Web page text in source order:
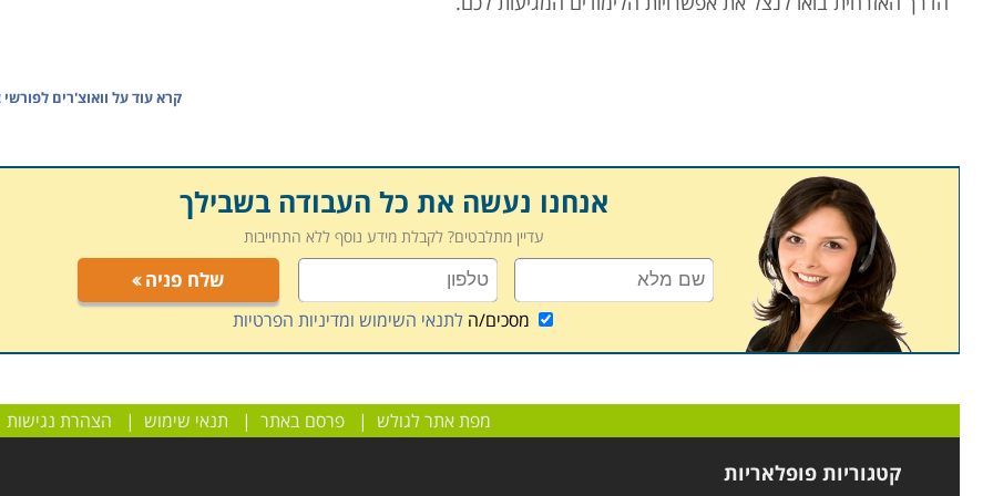
קרא עוד על וואוצ'רים
אנחנו נעשה את כל העבודה בשבילך
עדיין מתלבטים? לקבלת מידע נוסף ללא התחייבות
שלח פניה
מסכים/הלתנאי השימוש ומדיניות הפרטיות
מפת אתר לגולש |פרסם באתר | תנאי שימוש | הצהרת נגישות
קטגוריות פופלאריות